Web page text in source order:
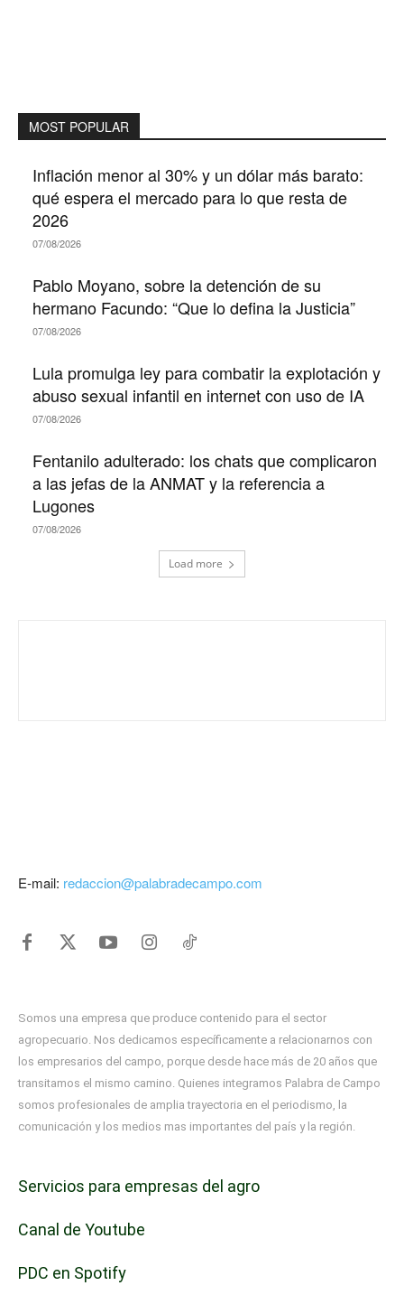
MOST POPULAR
Inflación menor al 30% y un dólar más barato:
qué espera el mercado para lo que resta de
2026
07/08/2026
Pablo Moyano, sobre la detención de su
hermano Facundo: “Que lo defina la Justicia”
07/08/2026
Lula promulga ley para combatir la explotación y
abuso sexual infantil en internet con uso de IA
07/08/2026
Fentanilo adulterado: los chats que complicaron
a las jefas de la ANMAT y la referencia a
Lugones
07/08/2026
Load more
E-mail: redaccion@palabradecampo.com
Somos una empresa que produce contenido para el sector
agropecuario. Nos dedicamos específicamente a relacionarnos con
los empresarios del campo, porque desde hace más de 20 años que
transitamos el mismo camino. Quienes integramos Palabra de Campo
somos profesionales de amplia trayectoria en el periodismo, la
comunicación y los medios mas importantes del país y la región.
Servicios para empresas del agro
Canal de Youtube
PDC en Spotify